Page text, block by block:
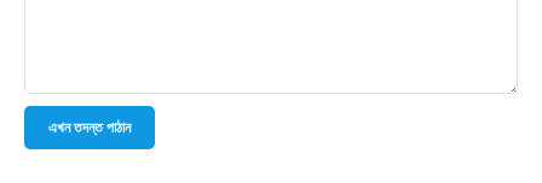
এখন তদন্ত পাঠান